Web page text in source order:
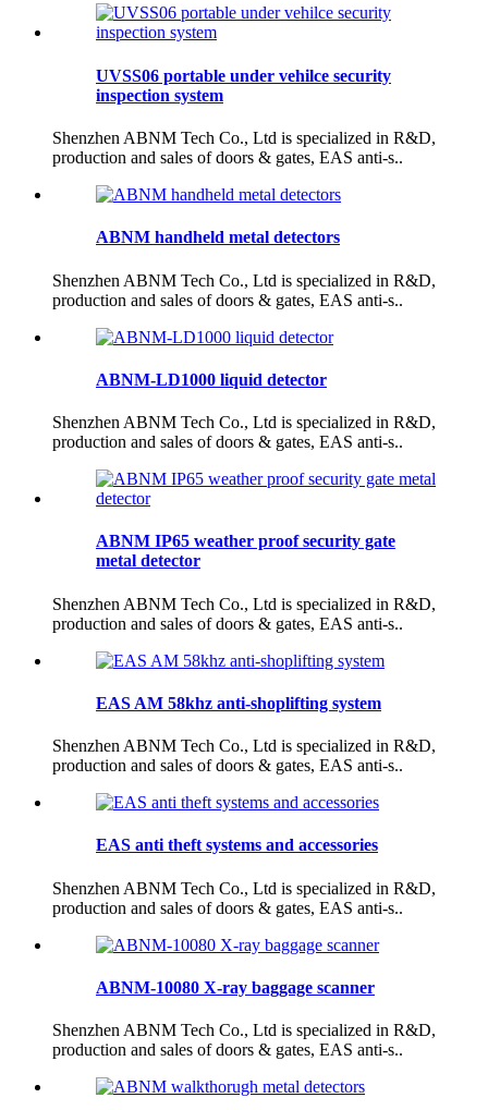
UVSS06 portable under vehilce security
inspection system
Shenzhen ABNM Tech Co., Ltd is specialized in R&D,
production and sales of doors & gates, EAS anti-s..
ABNM handheld metal detectors
Shenzhen ABNM Tech Co., Ltd is specialized in R&D,
production and sales of doors & gates, EAS anti-s..
ABNM-LD1000 liquid detector
Shenzhen ABNM Tech Co., Ltd is specialized in R&D,
production and sales of doors & gates, EAS anti-s..
ABNM IP65 weather proof security gate
metal detector
Shenzhen ABNM Tech Co., Ltd is specialized in R&D,
production and sales of doors & gates, EAS anti-s..
EAS AM 58khz anti-shoplifting system
Shenzhen ABNM Tech Co., Ltd is specialized in R&D,
production and sales of doors & gates, EAS anti-s..
EAS anti theft systems and accessories
Shenzhen ABNM Tech Co., Ltd is specialized in R&D,
production and sales of doors & gates, EAS anti-s..
ABNM-10080 X-ray baggage scanner
Shenzhen ABNM Tech Co., Ltd is specialized in R&D,
production and sales of doors & gates, EAS anti-s..